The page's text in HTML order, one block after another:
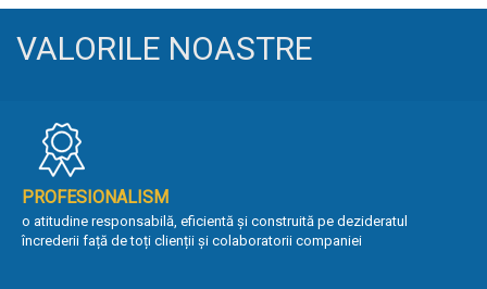
VALORILE NOASTRE
PROFESIONALISM
o atitudine responsabilă, eficientă și construită pe dezideratul
încrederii față de toți clienții și colaboratorii companiei